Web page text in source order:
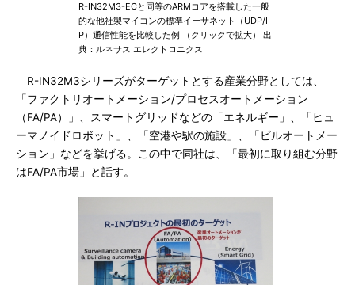
R-IN32M3-ECと同等のARMコアを搭載した一般
的な他社製マイコンの標準イーサネット（UDP/I
P）通信性能を比較した例 （クリックで拡大） 出
典：ルネサス エレクトロニクス
R-IN32M3シリーズがターゲットとする産業分野としては、
「ファクトリオートメーション/プロセスオートメーション
（FA/PA）」、スマートグリッドなどの「エネルギー」、「ヒュ
ーマノイドロボット」、「空港や駅の施設」、「ビルオートメー
ション」などを挙げる。この中で同社は、「最初に取り組む分野
はFA/PA市場」と話す。